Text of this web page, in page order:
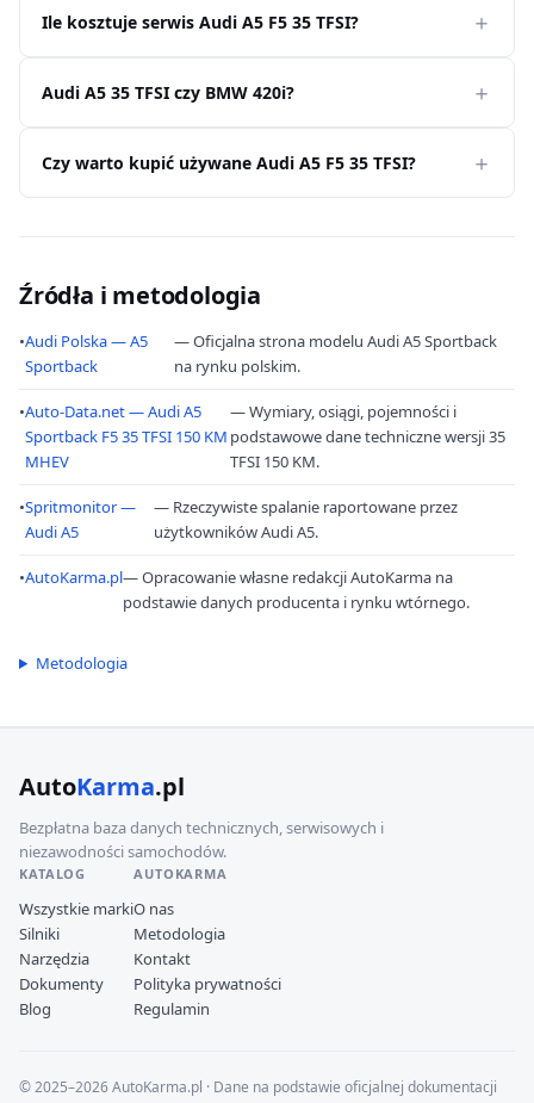
Ile kosztuje serwis Audi A5 F5 35 TFSI?
Audi A5 35 TFSI czy BMW 420i?
Czy warto kupić używane Audi A5 F5 35 TFSI?
Źródła i metodologia
•Audi Polska — A5
Sportback
— Oficjalna strona modelu Audi A5 Sportback
na rynku polskim.
•Auto-Data.net — Audi A5
Sportback F5 35 TFSI 150 KM
MHEV
— Wymiary, osiągi, pojemności i
podstawowe dane techniczne wersji 35
TFSI 150 KM.
•Spritmonitor —
Audi A5
— Rzeczywiste spalanie raportowane przez
użytkowników Audi A5.
•AutoKarma.pl— Opracowanie własne redakcji AutoKarma na
podstawie danych producenta i rynku wtórnego.
Metodologia
AutoKarma.pl
Bezpłatna baza danych technicznych, serwisowych i
niezawodności samochodów.
KATALOG
Wszystkie marki
Silniki
Narzędzia
Dokumenty
Blog
AUTOKARMA
O nas
Metodologia
Kontakt
Polityka prywatności
Regulamin
© 2025–2026 AutoKarma.pl · Dane na podstawie oficjalnej dokumentacji